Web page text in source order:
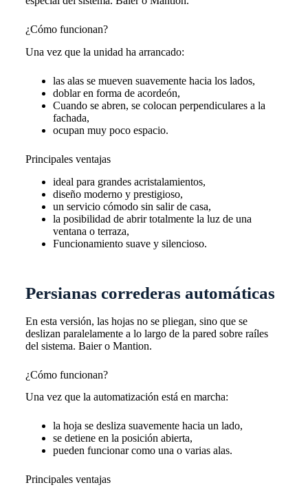
¿Cómo funcionan?
Una vez que la unidad ha arrancado:
las alas se mueven suavemente hacia los lados,
doblar en forma de acordeón,
Cuando se abren, se colocan perpendiculares a la
fachada,
ocupan muy poco espacio.
Principales ventajas
ideal para grandes acristalamientos,
diseño moderno y prestigioso,
un servicio cómodo sin salir de casa,
la posibilidad de abrir totalmente la luz de una
ventana o terraza,
Funcionamiento suave y silencioso.
Persianas correderas automáticas
En esta versión, las hojas no se pliegan, sino que se
deslizan paralelamente a lo largo de la pared sobre raíles
del sistema. Baier o Mantion.
¿Cómo funcionan?
Una vez que la automatización está en marcha:
la hoja se desliza suavemente hacia un lado,
se detiene en la posición abierta,
pueden funcionar como una o varias alas.
Principales ventajas